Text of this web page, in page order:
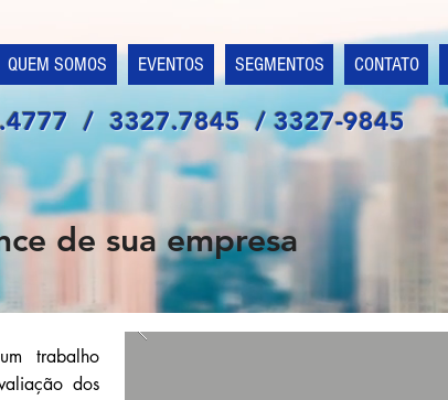
QUEM SOMOS EVENTOS SEGMENTOS CONTATO
/ 3327.7845 / 3327-9845
de sua empresa
trabalho
dos